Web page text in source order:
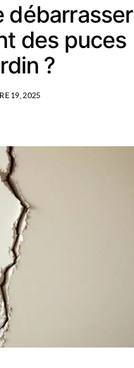
débarrasser
des puces
?
19, 2025